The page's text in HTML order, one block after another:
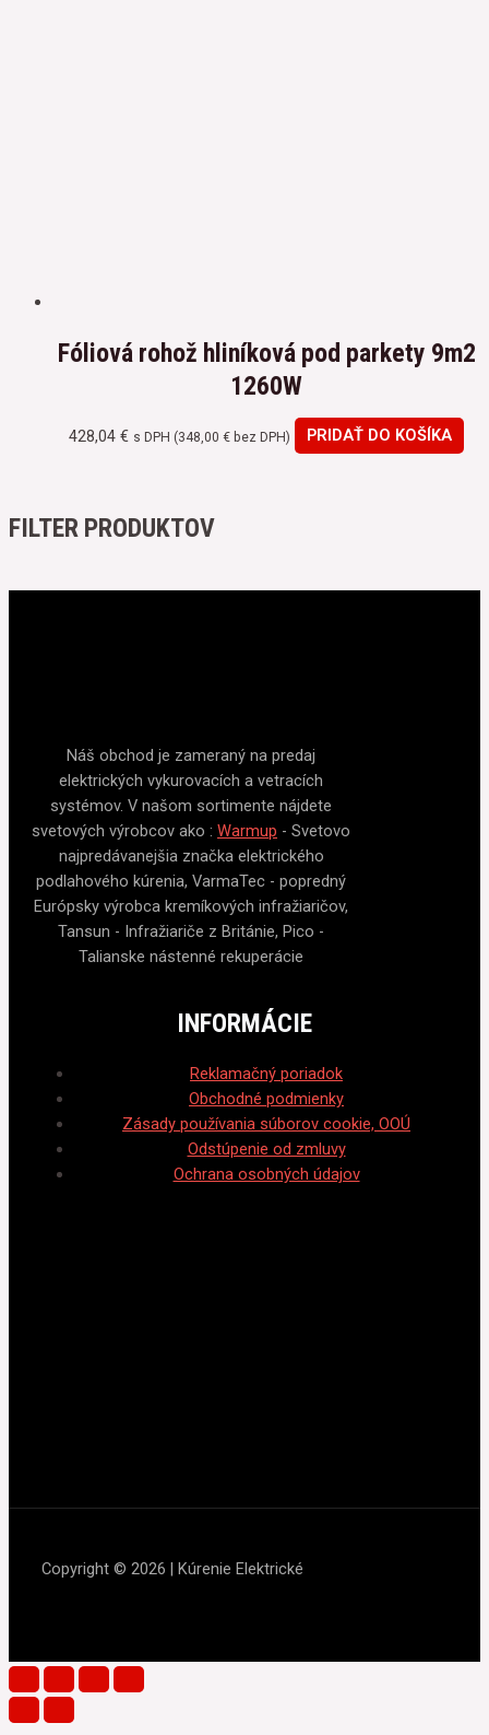
Fóliová rohož hliníková pod parkety 9m2
1260W
428,04€ s DPH (348,00€ bez DPH) PRIDAŤ DO KOŠÍKA
FILTER PRODUKTOV
Náš obchod je zameraný na predaj
elektrických vykurovacích a vetracích
systémov. V našom sortimente nájdete
svetových výrobcov ako : Warmup - Svetovo
najpredávanejšia značka elektrického
podlahového kúrenia, VarmaTec - popredný
Európsky výrobca kremíkových infražiaričov,
Tansun - Infražiariče z Británie, Pico -
Talianske nástenné rekuperácie
INFORMÁCIE
Reklamačný poriadok
Obchodné podmienky
Zásady používania súborov cookie, OOÚ
Odstúpenie od zmluvy
Ochrana osobných údajov
Copyright © 2026 | Kúrenie Elektrické